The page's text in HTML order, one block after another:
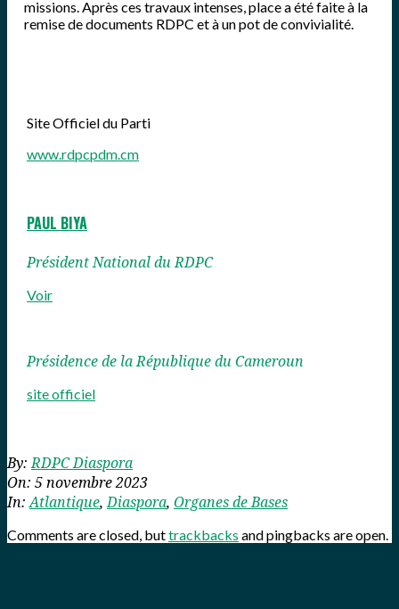
missions. Après ces travaux intenses, place a été faite à la
remise de documents RDPC et à un pot de convivialité.
Site Officiel du Parti
www.rdpcpdm.cm
PAUL BIYA
Président National du RDPC
Voir
Présidence de la République du Cameroun
site officiel
2023-
11-
05
By: RDPC Diaspora
On: 5 novembre 2023
In: Atlantique,Diaspora, Organes de Bases
Comments are closed, buttrackbacks and pingbacks are open.